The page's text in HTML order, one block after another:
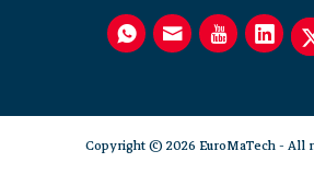
Copyright © 2026 EuroMaTech - All